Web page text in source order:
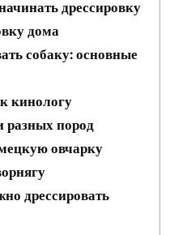
дрессировку
дома
собаку: основные
кинологу
разных пород
овчарку
дрессировать